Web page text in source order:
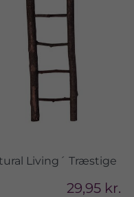
Living´ Træstige
29,95 kr.